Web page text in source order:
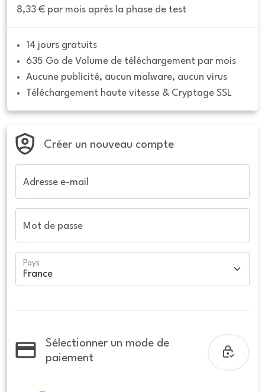
8,33 € par mois après la phase de test
14 jours gratuits
635 Go de Volume de téléchargement par mois
Aucune publicité, aucun malware, aucun virus
Téléchargement haute vitesse & Cryptage SSL
Créer un nouveau compte
Adresse e-mail
Mot de passe
Pays
Sélectionner un mode de
paiement